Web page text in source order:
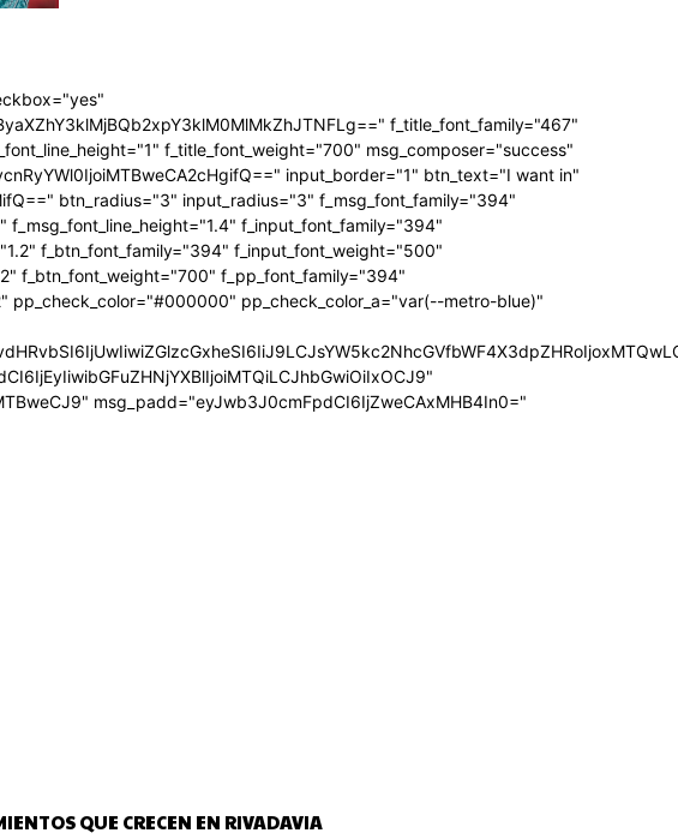
f_title_font_family="467"
f_title_font_weight="700" msg_composer="success"
input_border="1" btn_text="I want in"
btn_radius="3" input_radius="3" f_msg_font_family="394"
f_input_font_family="394"
f_btn_font_family="394" f_input_font_weight="500"
f_btn_font_weight="700" f_pp_font_family="394"
pp_check_color="#000000" pp_check_color_a="var(--metro-blue)"
msg_padd="eyJwb3J0cmFpdCI6IjZweCAxMHB4In0="
QUE CRECEN EN RIVADAVIA